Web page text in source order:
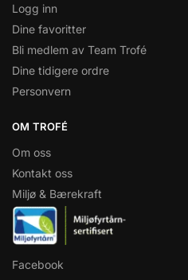
Logg inn
Dine favoritter
Bli medlem av Team Trofé
Dine tidigere ordre
Personvern
OM TROFÉ
Om oss
Kontakt oss
Miljø & Bærekraft
Facebook